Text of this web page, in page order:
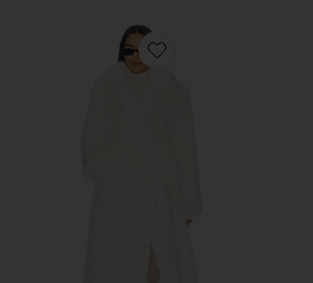
Favorite GOLDIE コート